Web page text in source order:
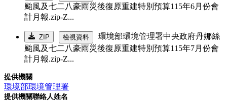
颱風及七二八豪雨災後復原重建特別預算115年6月份會
計月報.zip-Z...
ZIP 檢視資料
環境部環境管理署中央政府丹娜絲
颱風及七二八豪雨災後復原重建特別預算115年7月份會
計月報.zip-Z...
提供機關
環境部環境管理署
提供機關聯絡人姓名